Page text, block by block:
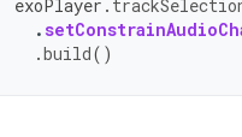
exoPlayer .
.
.build()